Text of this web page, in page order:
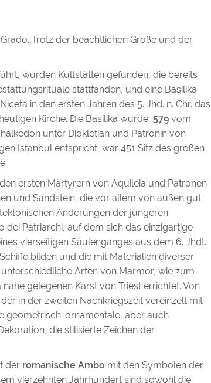
Trotz der beachtlichen Größe und der
wurden Kultstätten gefunden, die bereits
stattfanden, und eine Basilika
in den ersten Jahren des 5. Jhd. n. Chr. das
Kirche. Die Basilika wurde 579 vom
unter Diokletian und Patronin von
Istanbul entspricht, war 451 Sitz des großen
ersten Märtyrern von Aquileia und Patronen
und Sandstein, die vor allem von außen gut
Änderungen der jüngeren
dei Patriarchi, auf dem sich das einzigartige
vierseitigen Säulenganges aus dem 6. Jhdt.
bilden und die mit Materialien diverser
Arten von Marmor, wie zum
gelegenen Karst von Triest errichtet. Von
der in der zweiten Nachkriegszeit vereinzelt mit
geometrisch-ornamentale, aber auch
die stilisierte Zeichen der
der romanische Ambo mit den Symbolen der
vierzehnten Jahrhundert sind sowohl die